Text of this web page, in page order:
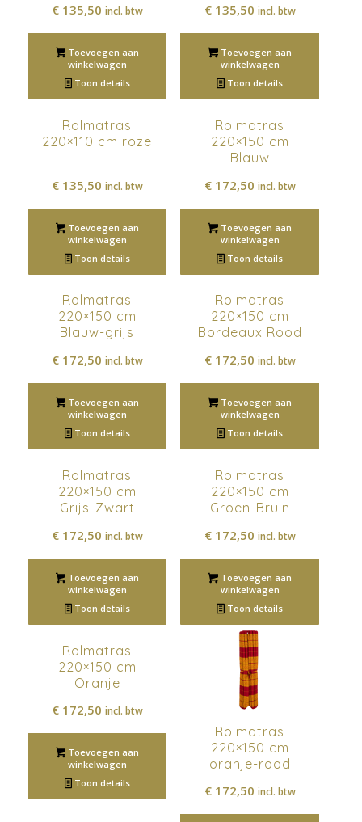
€135,50 incl. btw
Toevoegen aan
winkelwagen
Toon details
€135,50 incl. btw
Toevoegen aan
winkelwagen
Toon details
Rolmatras
220×110 cm roze
€135,50 incl. btw
Toevoegen aan
winkelwagen
Toon details
Rolmatras
220×150 cm
Blauw
€172,50 incl. btw
Toevoegen aan
winkelwagen
Toon details
Rolmatras
220×150 cm
Blauw-grijs
€172,50 incl. btw
Toevoegen aan
winkelwagen
Toon details
Rolmatras
220×150 cm
Bordeaux Rood
€172,50 incl. btw
Toevoegen aan
winkelwagen
Toon details
Rolmatras
220×150 cm
Grijs-Zwart
€172,50 incl. btw
Toevoegen aan
winkelwagen
Toon details
Rolmatras
220×150 cm
Groen-Bruin
€172,50 incl. btw
Toevoegen aan
winkelwagen
Toon details
Rolmatras
220×150 cm
Oranje
€172,50 incl. btw
Toevoegen aan
winkelwagen
Toon details
Rolmatras
220×150 cm
oranje-rood
€172,50 incl. btw